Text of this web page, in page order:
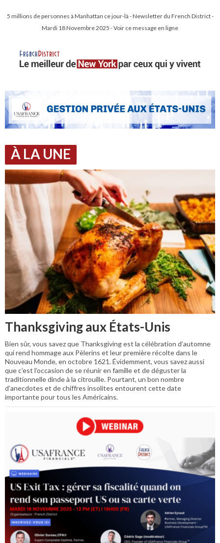
5 millions de personnes à Manhattan ce jour-là - Newsletter du French District -
Mardi 18 Novembre 2025 - Voir ce message en ligne
À LA UNE
Thanksgiving aux États-Unis
Bien sûr, vous savez que Thanksgiving est la célébration d’automne
qui rend hommage aux Pèlerins et leur première récolte dans le
Nouveau Monde, en octobre 1621. Évidemment, vous savez aussi
que c’est l’occasion de se réunir en famille et de déguster la
traditionnelle dinde à la citrouille. Pourtant, un bon nombre
d’anecdotes et de chiffres insolites entourent cette date
importante pour tous les Américains.